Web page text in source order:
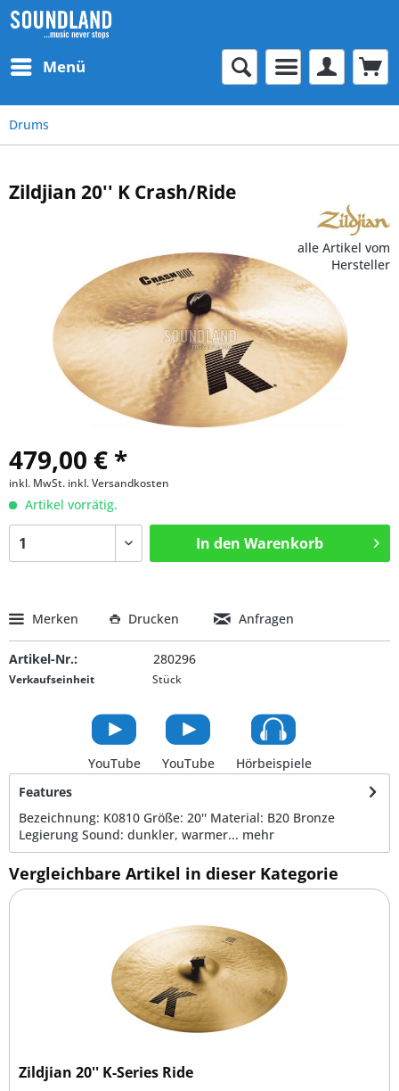
Menü
Drums
Zildjian 20'' K Crash/Ride
alle Artikel vom
Hersteller
479,00 € *
inkl. MwSt. inkl. Versandkosten
Artikel vorrätig.
In den Warenkorb
Merken Drucken Anfragen
Artikel-Nr.: 280296
Verkaufseinheit Stück
YouTube YouTube
Hörbeispiele
Features
Bezeichnung: K0810 Größe: 20'' Material: B20 Bronze
Legierung Sound: dunkler, warmer... mehr
Vergleichbare Artikel in dieser Kategorie
Zildjian 20'' K-Series Ride